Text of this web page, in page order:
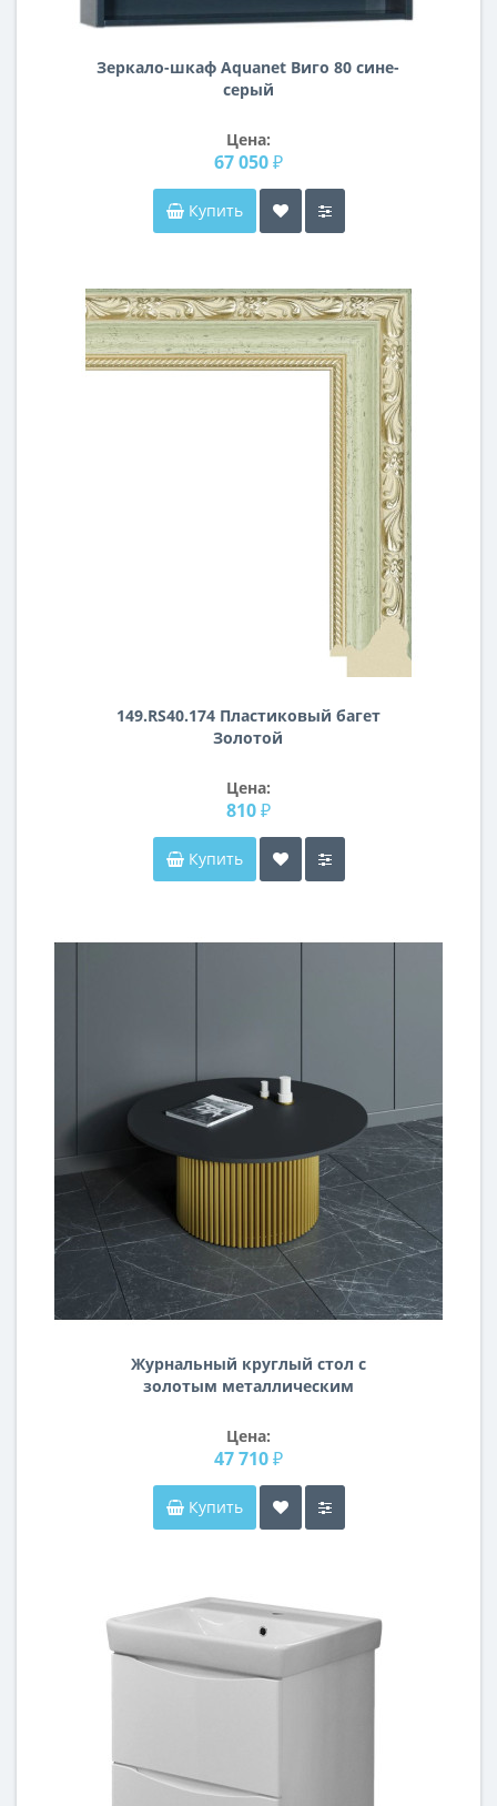
Зеркало-шкаф Aquanet Виго 80 сине-
серый
Цена:
67 050 ₽
Купить
149.RS40.174 Пластиковый багет
Золотой
Цена:
810 ₽
Купить
Журнальный круглый стол с
золотым металлическим
диаметр 100 см BN021
Цена:
47 710 ₽
Купить